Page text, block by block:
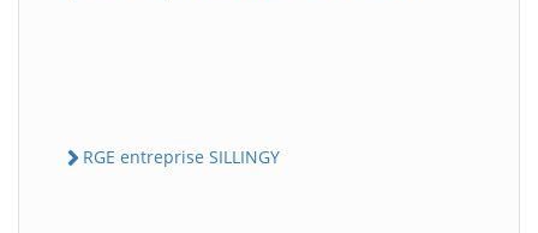
RGE entreprise SILLINGY